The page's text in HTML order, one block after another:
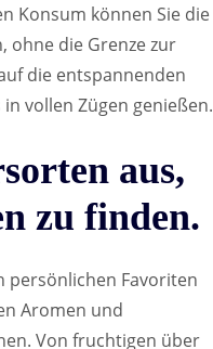
Konsum können Sie die
ohne die Grenze zur
die entspannenden
vollen Zügen genießen.
aus,
zu finden.
persönlichen Favoriten
Aromen und
Von fruchtigen über